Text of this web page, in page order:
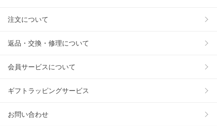
注文について
返品・交換・修理について
会員サービスについて
ギフトラッピングサービス
お問い合わせ